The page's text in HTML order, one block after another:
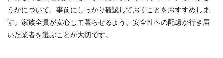
うかについて、事前にしっかり確認しておくことをおすすめしま
す。家族全員が安心して暮らせるよう、安全性への配慮が行き届
いた業者を選ぶことが大切です。